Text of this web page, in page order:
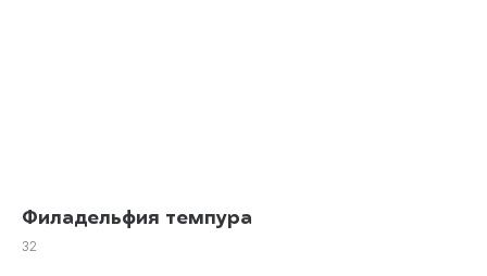
Филадельфия темпура
32